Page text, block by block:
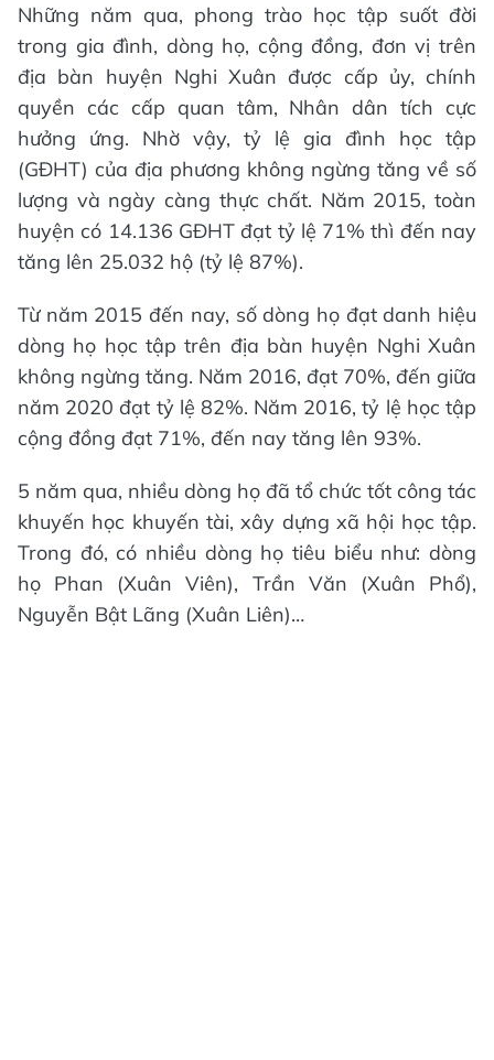
Những năm qua, phong trào học tập suốt đời
trong gia đình, dòng họ, cộng đồng, đơn vị trên
địa bàn huyện Nghi Xuân được cấp ủy, chính
quyền các cấp quan tâm, Nhân dân tích cực
hưởng ứng. Nhờ vậy, tỷ lệ gia đình học tập
(GĐHT) của địa phương không ngừng tăng về số
lượng và ngày càng thực chất. Năm 2015, toàn
huyện có 14.136 GĐHT đạt tỷ lệ 71% thì đến nay
tăng lên 25.032 hộ (tỷ lệ 87%).
Từ năm 2015 đến nay, số dòng họ đạt danh hiệu
dòng họ học tập trên địa bàn huyện Nghi Xuân
không ngừng tăng. Năm 2016, đạt 70%, đến giữa
năm 2020 đạt tỷ lệ 82%. Năm 2016, tỷ lệ học tập
cộng đồng đạt 71%, đến nay tăng lên 93%.
5 năm qua, nhiều dòng họ đã tổ chức tốt công tác
khuyến học khuyến tài, xây dựng xã hội học tập.
Trong đó, có nhiều dòng họ tiêu biểu như: dòng
họ Phan (Xuân Viên), Trần Văn (Xuân Phổ),
Nguyễn Bật Lãng (Xuân Liên)…